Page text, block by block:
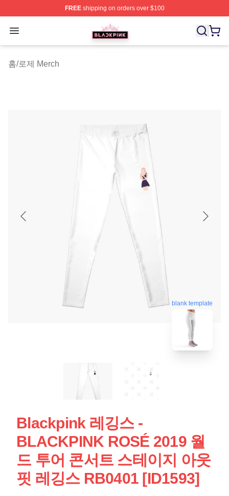
FREEshipping on orders over $100
Open menu
BLACKPINK Shop - Official BLACKPINK Merchandise
홈/로제 Merch
blank template
Blackpink 레깅스 -
BLACKPINK ROSÉ 2019 월
드 투어 콘서트 스테이지 아웃
핏 레깅스 RB0401 [ID1593]